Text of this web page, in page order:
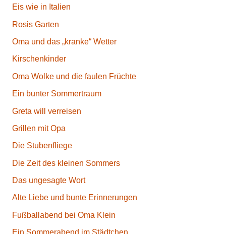
Eis wie in Italien
Rosis Garten
Oma und das „kranke“ Wetter
Kirschenkinder
Oma Wolke und die faulen Früchte
Ein bunter Sommertraum
Greta will verreisen
Grillen mit Opa
Die Stubenfliege
Die Zeit des kleinen Sommers
Das ungesagte Wort
Alte Liebe und bunte Erinnerungen
Fußballabend bei Oma Klein